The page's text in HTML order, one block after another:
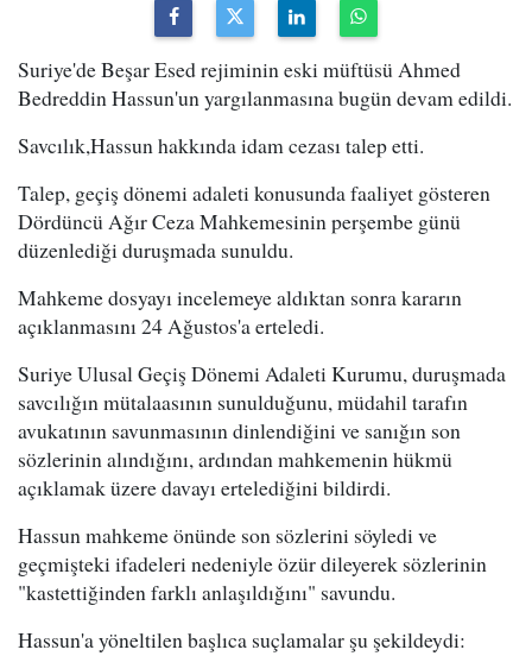
Suriye'de Beşar Esed rejiminin eski müftüsü Ahmed
Bedreddin Hassun'un yargılanmasına bugün devam edildi.
Savcılık,Hassun hakkında idam cezası talep etti.
Talep, geçiş dönemi adaleti konusunda faaliyet gösteren
Dördüncü Ağır Ceza Mahkemesinin perşembe günü
düzenlediği duruşmada sunuldu.
Mahkeme dosyayı incelemeye aldıktan sonra kararın
açıklanmasını 24 Ağustos'a erteledi.
Suriye Ulusal Geçiş Dönemi Adaleti Kurumu, duruşmada
savcılığın mütalaasının sunulduğunu, müdahil tarafın
avukatının savunmasının dinlendiğini ve sanığın son
sözlerinin alındığını, ardından mahkemenin hükmü
açıklamak üzere davayı ertelediğini bildirdi.
Hassun mahkeme önünde son sözlerini söyledi ve
geçmişteki ifadeleri nedeniyle özür dileyerek sözlerinin
"kastettiğinden farklı anlaşıldığını" savundu.
Hassun'a yöneltilen başlıca suçlamalar şu şekildeydi: